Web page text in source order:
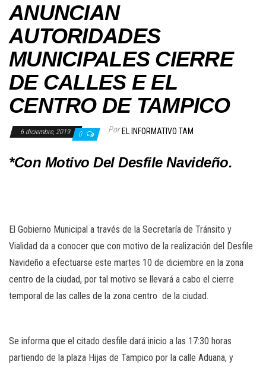
ANUNCIAN
AUTORIDADES
MUNICIPALES CIERRE
DE CALLES E EL
CENTRO DE TAMPICO
6 diciembre, 2019 0 Por EL INFORMATIVO TAM
*Con Motivo Del Desfile Navideño.
El Gobierno Municipal a través de la Secretaría de Tránsito y
Vialidad da a conocer que con motivo de la realización del Desfile
Navideño a efectuarse este martes 10 de diciembre en la zona
centro de la ciudad, por tal motivo se llevará a cabo el cierre
temporal de las calles de la zona centro de la ciudad.
Se informa que el citado desfile dará inicio a las 17:30 horas
partiendo de la plaza Hijas de Tampico por la calle Aduana, y